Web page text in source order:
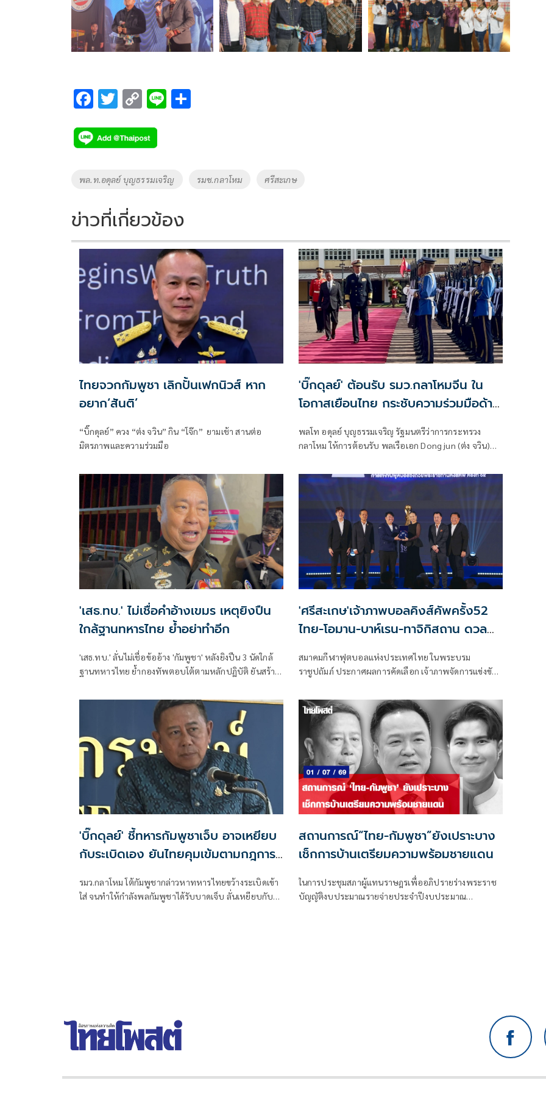
F
e
b
o
k
T
tt
er
C
p
y
Li
k
Li
Tags
พล.ท.อดุลย์ บุญธรรมเจริญ รมช.กลาโหม ศรีสะเกษ
ข่าวที่เกี่ยวข้อง
ไทยจวกกัมพูชา เลิกปั้นเฟกนิวส์ หาก
อยาก‘สันติ’
“บิ๊กดุลย์” ควง “ต่ง จวิน” กิน “โจ๊ก” ยามเช้า สานต่อ
มิตรภาพและความร่วมมือ
'บิ๊กดุลย์' ต้อนรับ รมว.กลาโหมจีน ใน
โอกาสเยือนไทย กระชับความร่วมมือด้าน
พลโท อดุลย์ บุญธรรมเจริญ รัฐมนตรีว่าการกระทรวง
กลาโหม ให้การต้อนรับ พลเรือเอก Dong jun (ต่ง จวิน)
และคณะ ในโอกาสเดินทางมาเยือนประเทศไทยอย่างเป็น
ทางการในฐานะแขกของกระทรวงกลาโหม ระหว่างวันที่
23 - 26 กรกฎาคม 2569
'เสธ.ทบ.' ไม่เชื่อคำอ้างเขมร เหตุยิงปืน
ใกล้ฐานทหารไทย ย้ำอย่าทำอีก
'เสธ.ทบ.' ลั่นไม่เชื่อข้ออ้าง 'กัมพูชา' หลังยิงปืน 3 นัดใกล้
ฐานทหารไทย ย้ำกองทัพตอบโต้ตามหลักปฏิบัติ ยันสร้าง
สร้างประโยชน์ให้ประเทศชาติ
'ศรีสะเกษ'เจ้าภาพบอลคิงส์คัพครั้ง52
ไทย-โอมาน-บาห์เรน-ทาจิกิสถาน ดวล
สมาคมกีฬาฟุตบอลแห่งประเทศไทย ในพระบรม
ราชูปถัมภ์ ประกาศผลการคัดเลือก เจ้าภาพจัดการแข่งขัน
2025/26 ผลปรากฎว่าสิทธิ์ตกเป็นของ จังหวัดศรีสะเกษ ณ
สนามกีฬาเกาะกลางน้ำ การกีฬาแห่งประเทศไทย (เกาะ
กลางน้ำ สเตเดียม) ความจุ 12,000 ที่นั่ง จากการพิจารณา
ของคณะกรรมการที่ สมาคมฯ ตั้งขึ้น
'บิ๊กดุลย์' ชี้ทหารกัมพูชาเจ็บ อาจเหยียบ
กับระเบิดเอง ยันไทยคุมเข้มตามกฎการ
รมว.กลาโหม โต้กัมพูชากล่าวหาทหารไทยขว้างระเบิดเข้า
ใส่ จนทำให้กำลังพลกัมพูชาได้รับบาดเจ็บ ลั่นเหยียบกับ
สถานการณ์“ไทย-กัมพูชา”ยังเปราะบาง
เช็กการบ้านเตรียมความพร้อมชายแดน
ในการประชุมสภาผู้แทนราษฎรเพื่ออภิปรายร่างพระราช
บัญญัติงบประมาณรายจ่ายประจำปีงบประมาณ